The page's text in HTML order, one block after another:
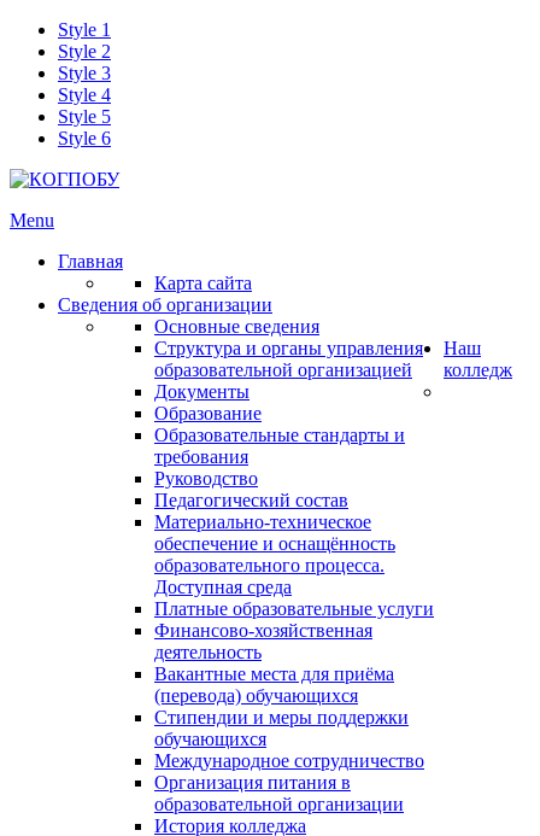
Style 1
Style 2
Style 3
Style 4
Style 5
Style 6
Menu
Главная
Карта сайта
Сведения об организации
Основные сведения
Структура и органы управления
образовательной организацией
Документы
Образование
Образовательные стандарты и
требования
Руководство
Педагогический состав
Материально-техническое
обеспечение и оснащённость
образовательного процесса.
Доступная среда
Платные образовательные услуги
Финансово-хозяйственная
деятельность
Вакантные места для приёма
(перевода) обучающихся
Стипендии и меры поддержки
обучающихся
Международное сотрудничество
Организация питания в
образовательной организации
Наш
колледж
История колледжа